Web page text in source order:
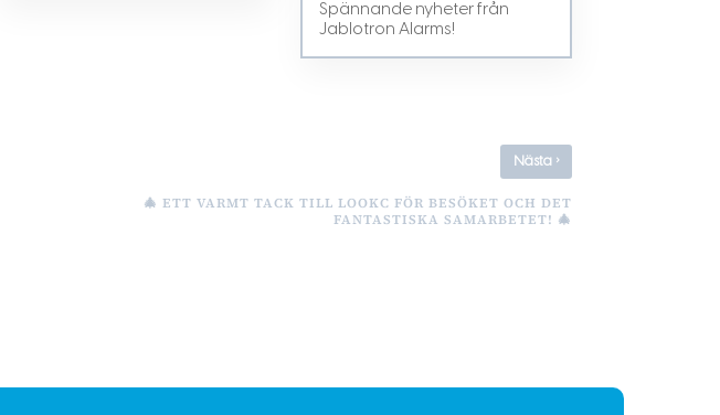
Spännande nyheter från
Jablotron Alarms!
Nästa ›
🎄 ETT VARMT TACK TILL LOOKC FÖR BESÖKET OCH DET
FANTASTISKA SAMARBETET! 🎄